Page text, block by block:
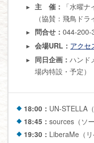
主 催：
「水曜
（協賛：飛鳥ド
問合せ：044-200-
会場URL： アクセ
同日企画：ハンド
場内特設・予定）
18:00： UN-STELLA
18:45：sources（ソー
19:30： LiberaMe（リ